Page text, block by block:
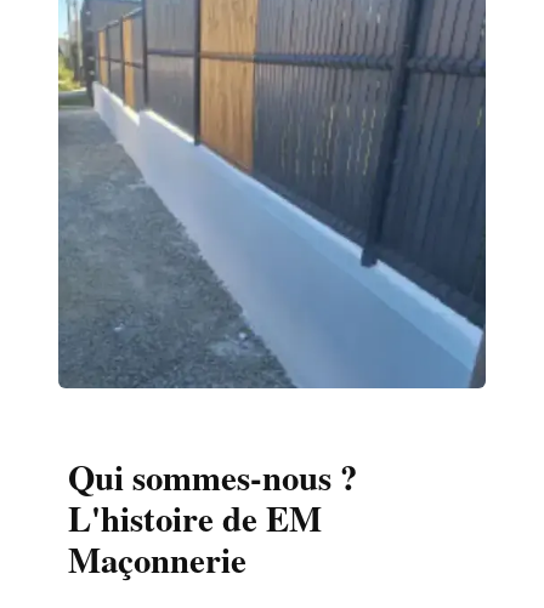
Qui sommes-nous ?
L'histoire de EM
Maçonnerie